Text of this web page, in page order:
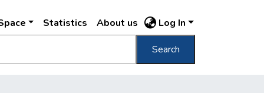
Statistics About us Log In
Search